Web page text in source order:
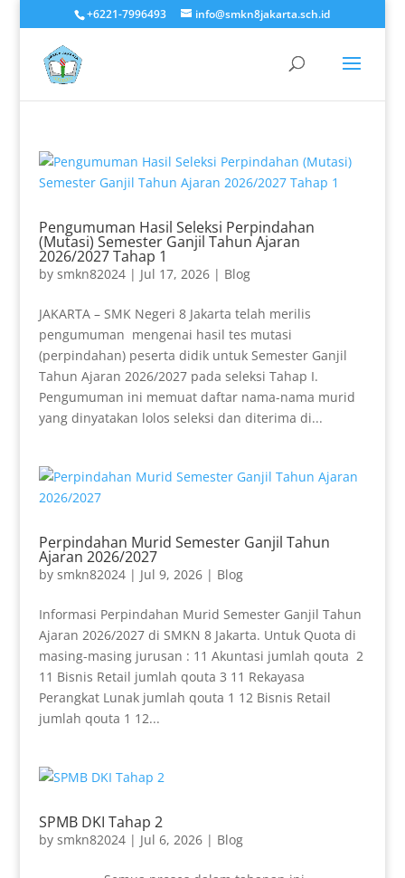
+6221-7996493 info@smkn8jakarta.sch.id
Pengumuman Hasil Seleksi Perpindahan
(Mutasi) Semester Ganjil Tahun Ajaran
2026/2027 Tahap 1
by smkn82024| Jul 17, 2026| Blog
JAKARTA – SMK Negeri 8 Jakarta telah merilis
pengumuman mengenai hasil tes mutasi
(perpindahan) peserta didik untuk Semester Ganjil
Tahun Ajaran 2026/2027 pada seleksi Tahap I.
Pengumuman ini memuat daftar nama-nama murid
yang dinyatakan lolos seleksi dan diterima di...
Perpindahan Murid Semester Ganjil Tahun
Ajaran 2026/2027
by smkn82024| Jul 9, 2026| Blog
Informasi Perpindahan Murid Semester Ganjil Tahun
Ajaran 2026/2027 di SMKN 8 Jakarta. Untuk Quota di
masing-masing jurusan : 11 Akuntasi jumlah qouta 2
11 Bisnis Retail jumlah qouta 3 11 Rekayasa
Perangkat Lunak jumlah qouta 1 12 Bisnis Retail
jumlah qouta 1 12...
SPMB DKI Tahap 2
by smkn82024| Jul 6, 2026| Blog